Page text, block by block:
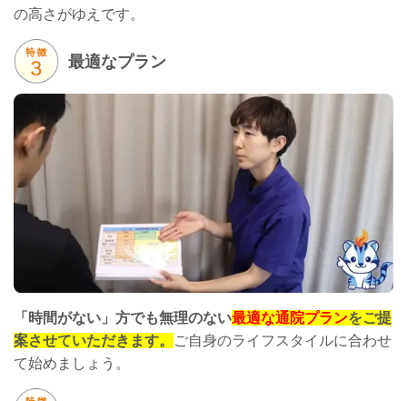
の高さがゆえです。
最適なプラン
「時間がない」方でも無理のない最適な通院プランをご提
案させていただきます。
ご自身のライフスタイルに合わせ
て始めましょう。